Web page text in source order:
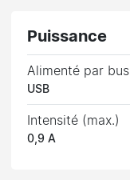
Puissance
Alimenté par bus
USB
Intensité (max.)
0,9 A